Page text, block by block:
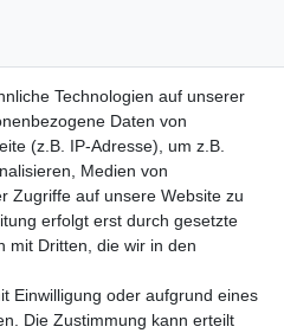
und günstige Kinderwagen
und Imbiss
Technologien auf unserer
Daten von
(z.B. IP-Adresse), um z.B.
Medien von
Zugriffe auf unsere Website zu
erfolgt erst durch gesetzte
mit Dritten, die wir in den
Einwilligung oder aufgrund eines
Die Zustimmung kann erteilt